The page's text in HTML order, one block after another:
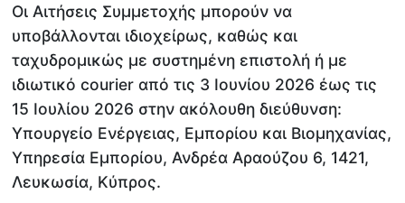
Οι Αιτήσεις Συμμετοχής μπορούν να
υποβάλλονται ιδιοχείρως, καθώς και
ταχυδρομικώς με συστημένη επιστολή ή με
ιδιωτικό courier από τις 3 Ιουνίου 2026 έως τις
15 Ιουλίου 2026 στην ακόλουθη διεύθυνση:
Υπουργείο Ενέργειας, Εμπορίου και Βιομηχανίας,
Υπηρεσία Εμπορίου, Ανδρέα Αραούζου 6, 1421,
Λευκωσία, Κύπρος.